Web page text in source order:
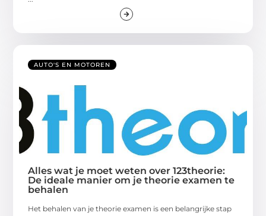
AUTO'S EN MOTOREN
Alles wat je moet weten over 123theorie:
De ideale manier om je theorie examen te
behalen
Het behalen van je theorie examen is een belangrijke stap